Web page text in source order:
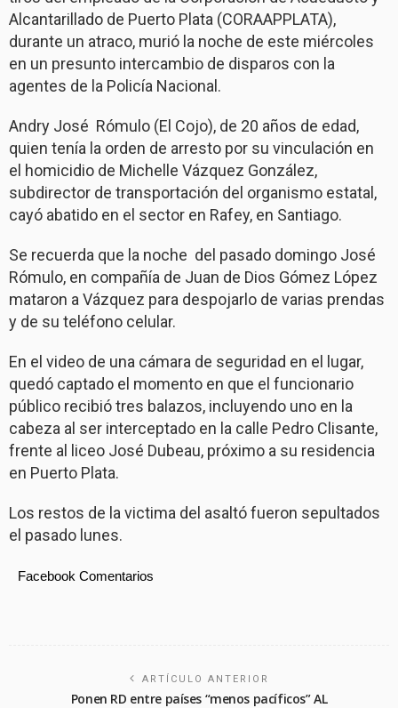
Alcantarillado de Puerto Plata (CORAAPPLATA),
durante un atraco, murió la noche de este miércoles
en un presunto intercambio de disparos con la
agentes de la Policía Nacional.
Andry José Rómulo (El Cojo), de 20 años de edad,
quien tenía la orden de arresto por su vinculación en
el homicidio de Michelle Vázquez González,
subdirector de transportación del organismo estatal,
cayó abatido en el sector en Rafey, en Santiago.
Se recuerda que la noche del pasado domingo José
Rómulo, en compañía de Juan de Dios Gómez López
mataron a Vázquez para despojarlo de varias prendas
y de su teléfono celular.
En el video de una cámara de seguridad en el lugar,
quedó captado el momento en que el funcionario
público recibió tres balazos, incluyendo uno en la
cabeza al ser interceptado en la calle Pedro Clisante,
frente al liceo José Dubeau, próximo a su residencia
en Puerto Plata.
Los restos de la victima del asaltó fueron sepultados
el pasado lunes.
Facebook Comentarios
ARTÍCULO ANTERIOR
Ponen RD entre países “menos pacíficos” AL